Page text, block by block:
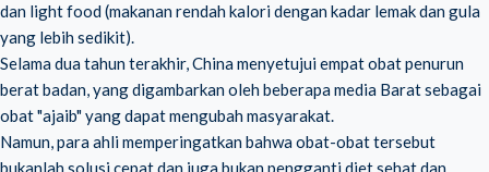
dan light food (makanan rendah kalori dengan kadar lemak dan gula
yang lebih sedikit).
Selama dua tahun terakhir, China menyetujui empat obat penurun
berat badan, yang digambarkan oleh beberapa media Barat sebagai
obat "ajaib" yang dapat mengubah masyarakat.
Namun, para ahli memperingatkan bahwa obat-obat tersebut
bukanlah solusi cepat dan juga bukan pengganti diet sehat dan